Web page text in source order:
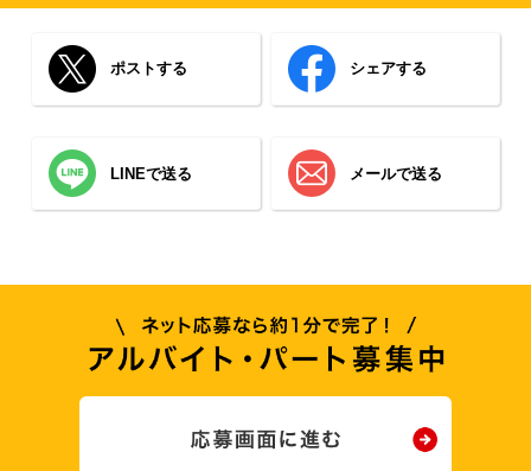
ポストする シェアする
LINEで送る メールで送る